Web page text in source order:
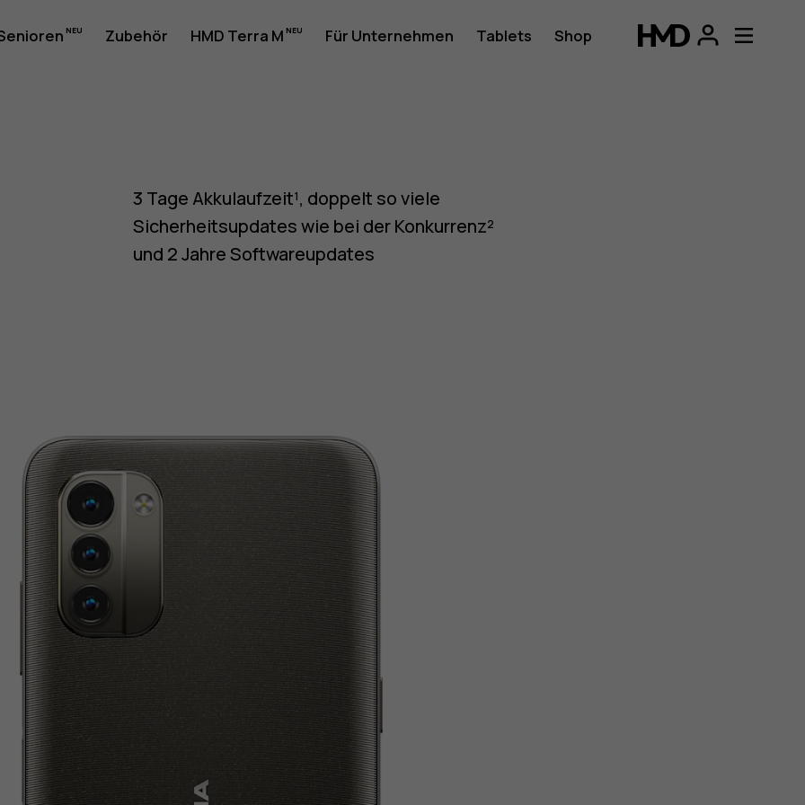
Zubehör HMD Terra M Für Unternehmen Tablets Shop
3 Tage Akkulaufzeit¹, doppelt so viele
Sicherheitsupdates wie bei der Konkurrenz²
und 2 Jahre Softwareupdates